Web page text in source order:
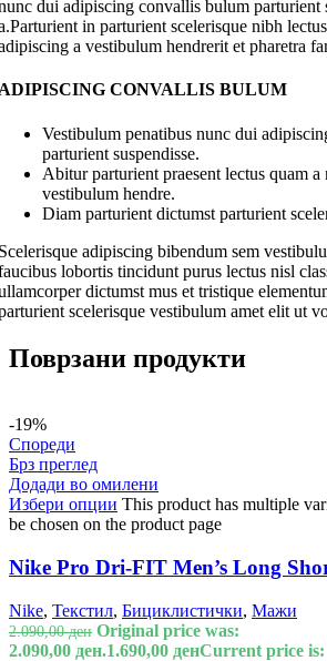
dui adipiscing convallis bulum parturient
in parturient scelerisque nibh
a vestibulum hendrerit et pharetra
CONVALLIS BULUM
Vestibulum penatibus nunc dui
parturient suspendisse.
Abitur parturient praesent lectus quam a
vestibulum hendre.
Diam parturient dictumst parturient
adipiscing bibendum sem
lobortis tincidunt purus lectus nisl
dictumst mus et tristique
scelerisque vestibulum amet elit ut
Поврзани продукти
-19%
Спореди
Брз преглед
Додади во омилени
Избери опции This product has multiple
be chosen on the product page
Nike Pro Dri-FIT Men’s Long
Nike, Текстил, Бициклистички, Мажи
2.090,00ден Original price was:
2.090,00 ден.1.690,00 денCurrent price is: